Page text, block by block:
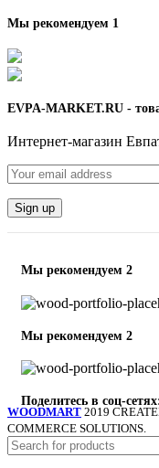
Мы рекомендуем 1
EVPA-MARKET.RU -
Интернет-магазин
Мы рекомендуем 2
Мы рекомендуем 2
Поделитесь в соц-
WOODMART 2019
COMMERCE SOLUTIONS.